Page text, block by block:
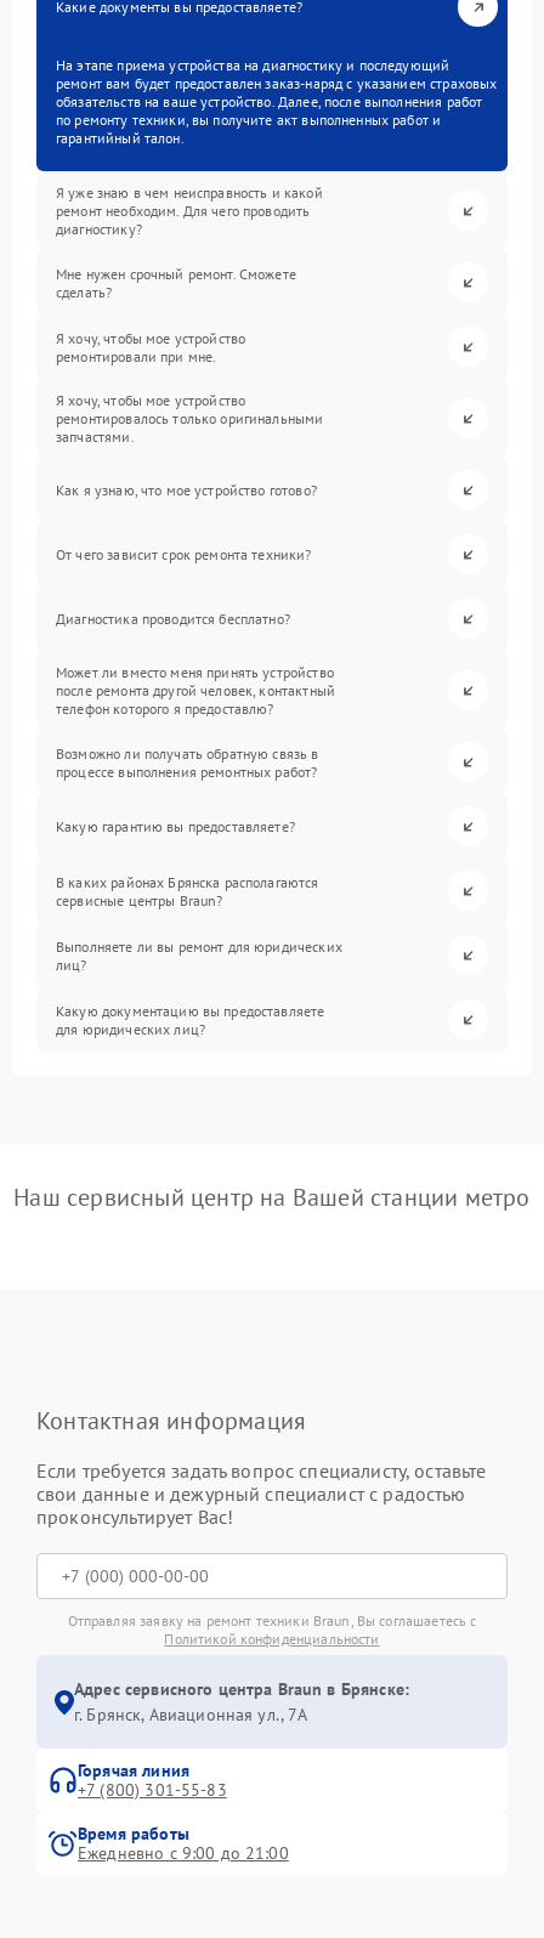
Какие документы вы предоставляете?
На этапе приема устройства на диагностику и последующий
ремонт вам будет предоставлен заказ-наряд с указанием страховых
обязательств на ваше устройство. Далее, после выполнения работ
по ремонту техники, вы получите акт выполненных работ и
гарантийный талон.
Я уже знаю в чем неисправность и какой
ремонт необходим. Для чего проводить
диагностику?
Мне нужен срочный ремонт. Сможете
сделать?
Я хочу, чтобы мое устройство
ремонтировали при мне.
Я хочу, чтобы мое устройство
ремонтировалось только оригинальными
запчастями.
Как я узнаю, что мое устройство готово?
От чего зависит срок ремонта техники?
Диагностика проводится бесплатно?
Может ли вместо меня принять устройство
после ремонта другой человек, контактный
телефон которого я предоставлю?
Возможно ли получать обратную связь в
процессе выполнения ремонтных работ?
Какую гарантию вы предоставляете?
В каких районах Брянска располагаются
сервисные центры Braun?
Выполняете ли вы ремонт для юридических
лиц?
Какую документацию вы предоставляете
для юридических лиц?
Наш сервисный центр на Вашей станции метро
Контактная информация
Если требуется задать вопрос специалисту, оставьте
свои данные и дежурный специалист с радостью
проконсультирует Вас!
Отправляя заявку на ремонт техники Braun, Вы соглашаетесь с
Политикой конфиденциальности
Адрес сервисного центра Braun в Брянске:
г. Брянск, Авиационная ул., 7А
Горячая линия
+7 (800) 301-55-83
Время работы
Ежедневно с 9:00 до 21:00